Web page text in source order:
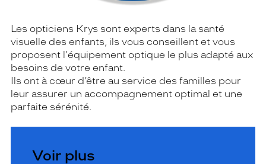
Les opticiens Krys sont experts dans la santé
visuelle des enfants, ils vous conseillent et vous
proposent l'équipement optique le plus adapté aux
besoins de votre enfant.
Ils ont à cœur d’être au service des familles pour
leur assurer un accompagnement optimal et une
parfaite sérénité.
Voir plus